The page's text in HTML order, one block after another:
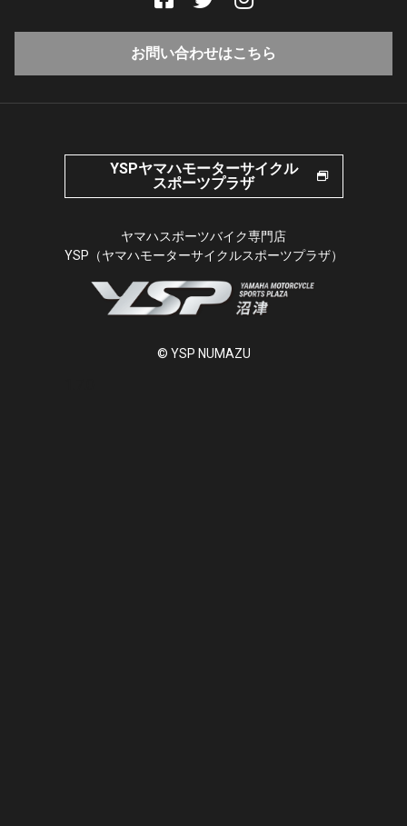
お問い合わせはこちら
YSPヤマハモーターサイクル
スポーツプラザ
ヤマハスポーツバイク専門店
YSP（ヤマハモーターサイクルスポーツプラザ）
© YSP NUMAZU